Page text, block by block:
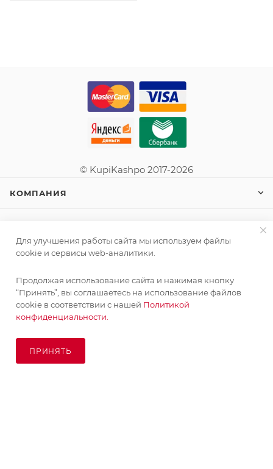
© KupiKashpo 2017-2026
КОМПАНИЯ
ПОМОЩЬ
ПОДПИСАТЬСЯ НА РАССЫЛКУ
Для улучшения работы сайта мы используем файлы
cookie и сервисы web-аналитики.
Продолжая использование сайта и нажимая кнопку
“Принять”, вы соглашаетесь на использование файлов
cookie в соответствии с нашей Политикой
конфиденциальности.
ПРИНЯТЬ